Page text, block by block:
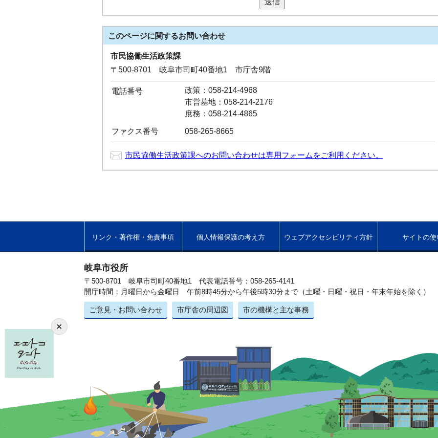
送信
このページに関するお問い合わせ
市民協働生活政策課
〒500-8701 岐阜市司町40番地1 市庁舎9階
電話番号
政策：058-214-4968
市営墓地：058-214-2176
庶務：058-214-4865
ファクス番号 058-265-8665
市民協働生活政策課へのお問い合わせは専用フォームをご利用ください。
リンク・著作権・免責事項 個人情報保護の考え方 ウェブアクセシビリティ方針 サイトの使
岐阜市役所
〒500-8701 岐阜市司町40番地1 代表電話番号：058-265-4141
開庁時間：月曜日から金曜日 午前8時45分から午後5時30分まで（土曜・日曜・祝日・年末年始を除く）
ご意見・お問い合わせ 市庁舎の周辺図 市の機構と主な事務